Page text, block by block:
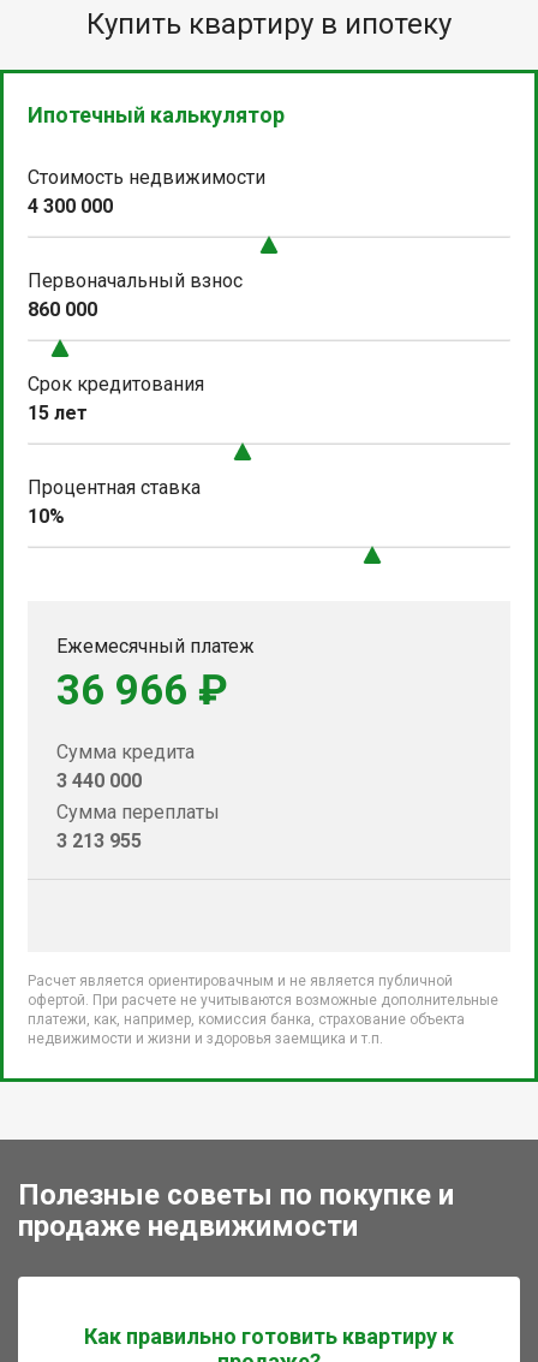
Купить квартиру в ипотеку
Ипотечный калькулятор
Стоимость недвижимости
4 300 000
Первоначальный взнос
860 000
Срок кредитования
15 лет
Процентная ставка
10%
Ежемесячный платеж
36 966 ₽
Сумма кредита
3 440 000
Сумма переплаты
3 213 955
Расчет является ориентировачным и не является публичной
офертой. При расчете не учитываются возможные дополнительные
платежи, как, например, комиссия банка, страхование объекта
недвижимости и жизни и здоровья заемщика и т.п.
Полезные советы по покупке и
продаже недвижимости
Как правильно готовить квартиру к